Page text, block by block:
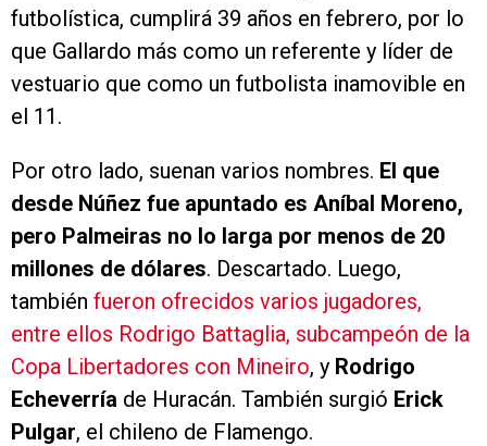
futbolística, cumplirá 39 años en febrero, por lo
que Gallardo más como un referente y líder de
vestuario que como un futbolista inamovible en
el 11.
Por otro lado, suenan varios nombres. El que
desde Núñez fue apuntado es Aníbal Moreno,
pero Palmeiras no lo larga por menos de 20
millones de dólares. Descartado. Luego,
también fueron ofrecidos varios jugadores,
entre ellos Rodrigo Battaglia, subcampeón de la
Copa Libertadores con Mineiro, y Rodrigo
Echeverría de Huracán. También surgió Erick
Pulgar, el chileno de Flamengo.